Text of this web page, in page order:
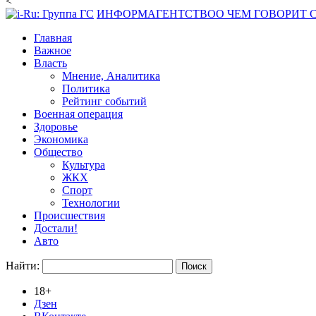
ИНФОРМАГЕНТСТВОО ЧЕМ ГОВОРИТ
Главная
Важное
Власть
Мнение, Аналитика
Политика
Рейтинг событий
Военная операция
Здоровье
Экономика
Общество
Культура
ЖКХ
Спорт
Технологии
Происшествия
Достали!
Авто
Найти:
18+
Дзен